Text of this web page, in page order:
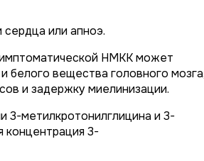
или апноэ.
НМКК может
белого вещества головного
и задержку миелинизации.
3-метилкротонилглицина и 3-
концентрация 3-